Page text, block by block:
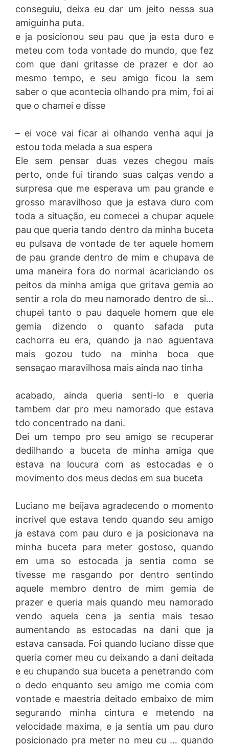
conseguiu, deixa eu dar um jeito nessa sua
amiguinha puta.
e ja posicionou seu pau que ja esta duro e
meteu com toda vontade do mundo, que fez
com que dani gritasse de prazer e dor ao
mesmo tempo, e seu amigo ficou la sem
saber o que acontecia olhando pra mim, foi ai
que o chamei e disse
– ei voce vai ficar ai olhando venha aqui ja
estou toda melada a sua espera
Ele sem pensar duas vezes chegou mais
perto, onde fui tirando suas calças vendo a
surpresa que me esperava um pau grande e
grosso maravilhoso que ja estava duro com
toda a situação, eu comecei a chupar aquele
pau que queria tando dentro da minha buceta
eu pulsava de vontade de ter aquele homem
de pau grande dentro de mim e chupava de
uma maneira fora do normal acariciando os
peitos da minha amiga que gritava gemia ao
sentir a rola do meu namorado dentro de si…
chupei tanto o pau daquele homem que ele
gemia dizendo o quanto safada puta
cachorra eu era, quando ja nao aguentava
mais gozou tudo na minha boca que
sensaçao maravilhosa mais ainda nao tinha
acabado, ainda queria senti-lo e queria
tambem dar pro meu namorado que estava
tdo concentrado na dani.
Dei um tempo pro seu amigo se recuperar
dedilhando a buceta de minha amiga que
estava na loucura com as estocadas e o
movimento dos meus dedos em sua buceta
Luciano me beijava agradecendo o momento
incrivel que estava tendo quando seu amigo
ja estava com pau duro e ja posicionava na
minha buceta para meter gostoso, quando
em uma so estocada ja sentia como se
tivesse me rasgando por dentro sentindo
aquele membro dentro de mim gemia de
prazer e queria mais quando meu namorado
vendo aquela cena ja sentia mais tesao
aumentando as estocadas na dani que ja
estava cansada. Foi quando luciano disse que
queria comer meu cu deixando a dani deitada
e eu chupando sua buceta a penetrando com
o dedo enquanto seu amigo me comia com
vontade e maestria deitado embaixo de mim
segurando minha cintura e metendo na
velocidade maxima, e ja sentia um pau duro
posicionado pra meter no meu cu … quando